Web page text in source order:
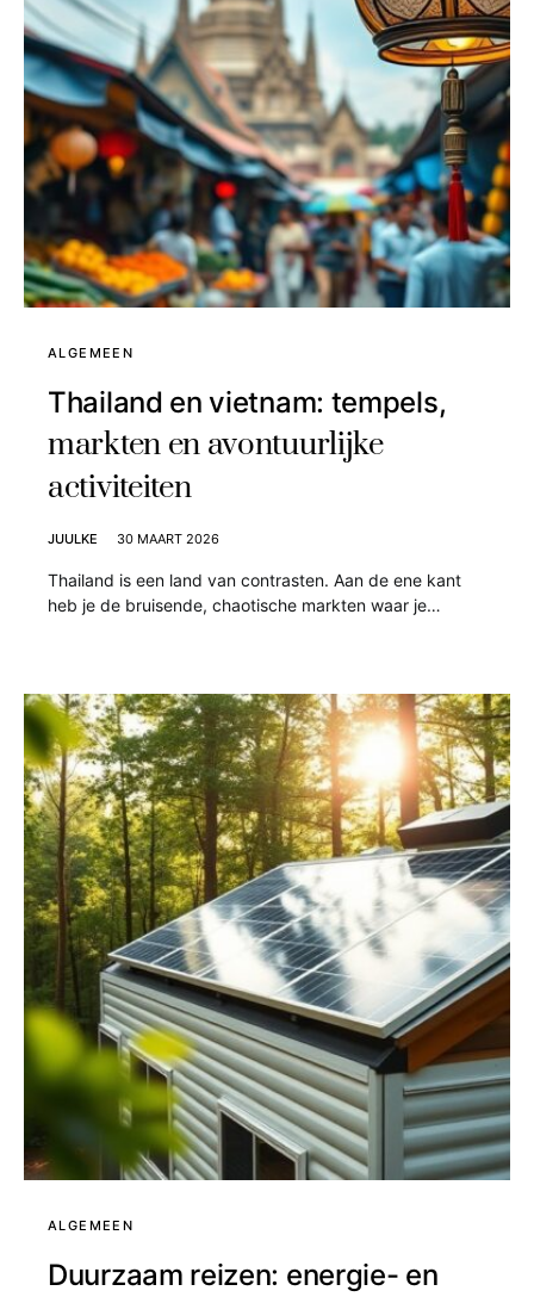
ALGEMEEN
Thailand en vietnam: tempels,
markten en avontuurlijke
activiteiten
JUULKE 30 MAART 2026
Thailand is een land van contrasten. Aan de ene kant
heb je de bruisende, chaotische markten waar je…
ALGEMEEN
Duurzaam reizen: energie- en